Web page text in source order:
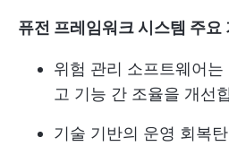
퓨전 프레임워크 시스템 주요
위험 관리 소프트웨어
고 기능 간 조율을 개선
기술 기반의 운영 회복